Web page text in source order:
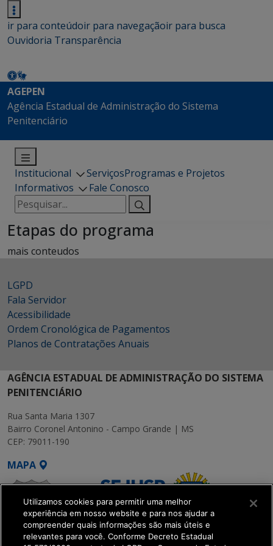
ir para conteúdoir para navegaçãoir para busca
Ouvidoria Transparência
AGEPEN
Agência Estadual de Administração do Sistema
Penitenciário
Institucional ServiçosProgramas e Projetos
Informativos
Fale Conosco
Pesquisar
por:
Etapas do programa
mais conteudos
LGPD
Fala Servidor
Acessibilidade
Ordem Cronológica de Pagamentos
Planos de Contratações Anuais
AGÊNCIA ESTADUAL DE ADMINISTRAÇÃO DO SISTEMA
PENITENCIÁRIO
Rua Santa Maria 1307
Bairro Coronel Antonino - Campo Grande | MS
CEP: 79011-190
MAPA
Utilizamos cookies para permitir uma melhor
experiência em nosso website e para nos ajudar a
compreender quais informações são mais úteis e
relevantes para você. Conforme Decreto Estadual